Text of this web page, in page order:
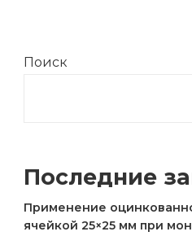
Поиск
Последние
Применение
ячейкой 25×25 мм при